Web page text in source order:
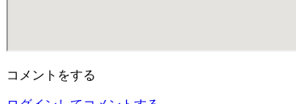
コメントをする